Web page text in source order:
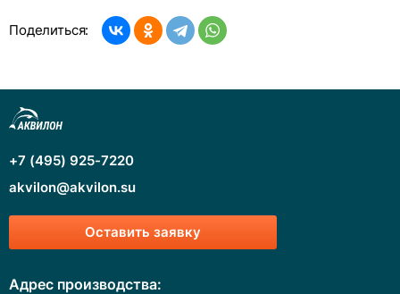
Поделиться:
Оставить заявку
+7 (495) 925-7220
akvilon@akvilon.su
Адрес производства: